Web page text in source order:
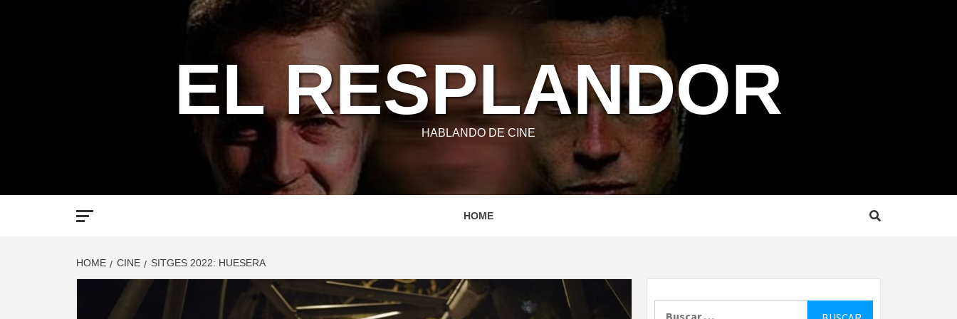
EL RESPLANDOR
HABLANDO DE CINE
HOME
HOME CINE SITGES 2022: HUESERA